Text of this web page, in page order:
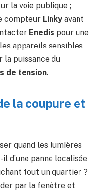
la voie publique ;
compteur Linky avant
Enedis pour une
appareils sensibles
la puissance du
de tension.
la coupure et
quand les lumières
d’une panne localisée
tout un quartier ?
par la fenêtre et